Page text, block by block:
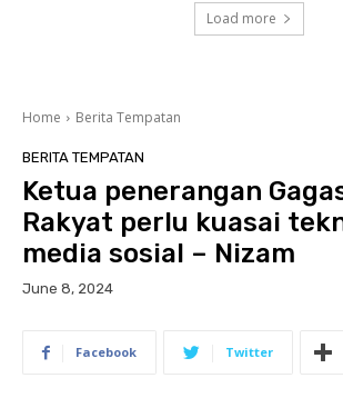
Load more